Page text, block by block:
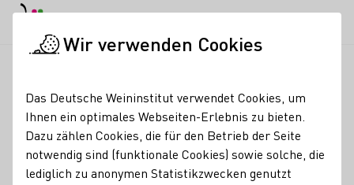
Olinger
Mitgliedschaften
Wir verwenden Cookies
Das Deutsche Weininstitut verwendet Cookies, um
Ihnen ein optimales Webseiten-Erlebnis zu bieten.
Dazu zählen Cookies, die für den Betrieb der Seite
notwendig sind (funktionale Cookies) sowie solche, die
lediglich zu anonymen Statistikzwecken genutzt